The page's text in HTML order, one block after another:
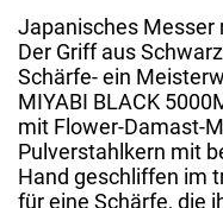
Japanisches Messer
Der Griff aus
Schärfe- ein
MIYABI BLACK
mit Flower-Damast-
Pulverstahlkern mit
Hand geschliffen im
für eine Schärfe, die